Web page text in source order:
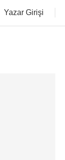
Yazar Girişi